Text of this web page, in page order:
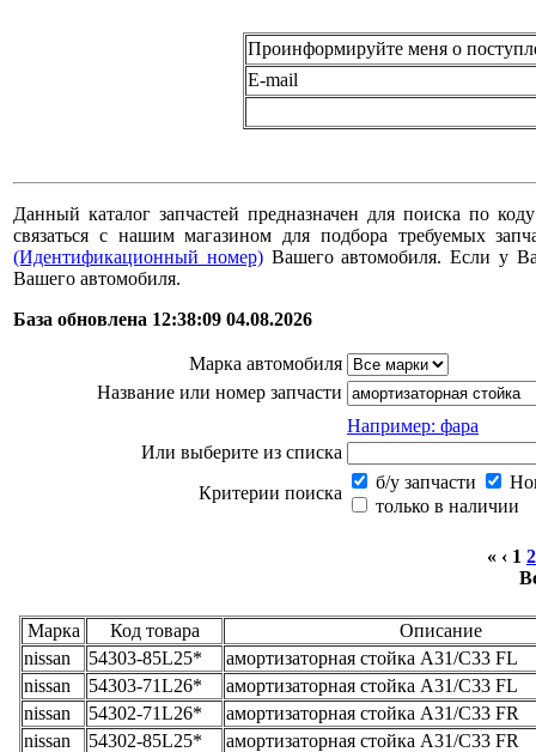
Проинформируйте меня о
E-mail
Данный каталог запчастей предназначен для поиска по
связаться с нашим магазином для подбора требуемых
(Идентификационный номер)Вашего автомобиля. Если у
Вашего автомобиля.
База обновлена 12:38:09 04.08.2026
Марка автомобиля
Название или номер запчасти
Например: фара
Или выберите из списка
Критерии поиска
б/у запчасти
только в наличии
« ‹ 1 2
Марка Код товара
Описание
nissan
54303-85L25*
амортизаторная стойка A31/C33 FL
nissan
54303-71L26*
амортизаторная стойка A31/C33 FL
nissan
54302-71L26*
амортизаторная стойка A31/C33 FR
nissan
54302-85L25*
амортизаторная стойка A31/C33 FR